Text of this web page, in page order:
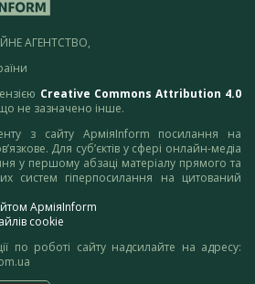
АГЕНТСТВО,
Creative Commons Attribution 4.0
не зазначено інше.
з сайту АрміяInform посилання на
Для суб’єктів у сфері онлайн-медіа
у першому абзаці матеріалу прямого та
систем гіперпосилання на цитований
АрміяInform
cookie
по роботі сайту надсилайте на адресу: